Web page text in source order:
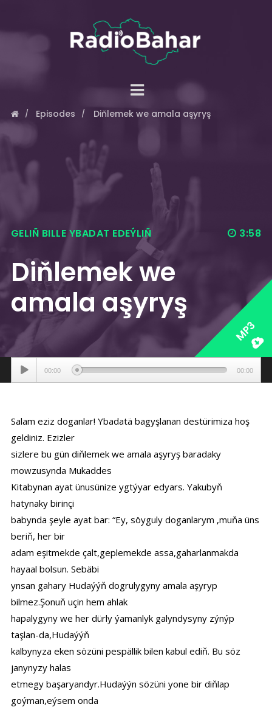
Episodes Diňlemek we amala aşyryş
GELIÑ BILLE YBADAT EDEÝLIÑ 3:58
Diňlemek we
amala aşyryş
MP3
Аудиоплеер
00:00 00:00
Salam eziz doganlar! Ybadatä bagyşlanan destürimiza hoş
geldiniz. Ezizler
sizlere bu gün diňlemek we amala aşyryş baradaky
mowzusynda Mukaddes
Kitabynan ayat ünusünize ygtýyar edyars. Yakubyň
hatynaky birinçi
babynda şeyle ayat bar: “Ey, söyguly doganlarym ,muňa üns
beriň, her bir
adam eşitmekde çalt,geplemekde assa,gaharlanmakda
hayaal bolsun. Sebäbi
ynsan gahary Hudaýýň dogrulygyny amala aşyryp
bilmez.Şonuň uçin hem ahlak
hapalygyny we her dürly ýamanlyk galyndysyny zýnýp
taşlan-da,Hudaýýň
kalbynyza eken sözüni pespällik bilen kabul ediň. Bu söz
janynyzy halas
etmegy başaryandyr.Hudaýýn sözüni yone bir diňlap
goýman,eýsem onda